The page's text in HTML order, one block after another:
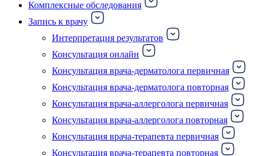
Комплексные обследования
Запись к врачу
Интерпретация результатов
Консультация онлайн
Консультация врача-дерматолога первичная
Консультация врача-дерматолога повторная
Консультация врача-аллерголога первичная
Консультация врача-аллерголога повторная
Консультация врача-терапевта первичная
Консультация врача-терапевта повторная